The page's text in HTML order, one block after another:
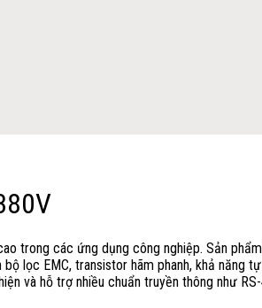
trong các ứng dụng công nghiệp. Sản
lọc EMC, transistor hãm phanh, khả năng
và hỗ trợ nhiều chuẩn truyền thông như